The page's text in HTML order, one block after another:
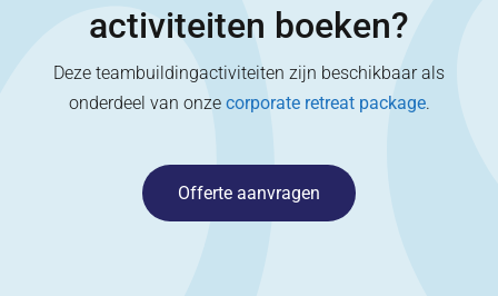
activiteiten boeken?
Deze teambuildingactiviteiten zijn beschikbaar als
onderdeel van onze corporate retreat package.
Offerte aanvragen